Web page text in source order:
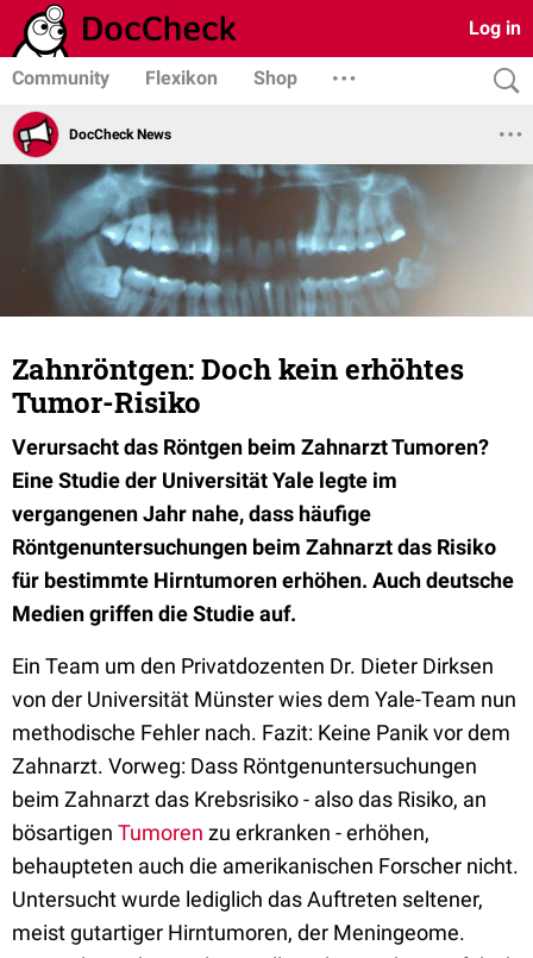
Log in
Community Flexikon Shop
DocCheck News
Zahnröntgen: Doch kein erhöhtes
Tumor-Risiko
Verursacht das Röntgen beim Zahnarzt Tumoren?
Eine Studie der Universität Yale legte im
vergangenen Jahr nahe, dass häufige
Röntgenuntersuchungen beim Zahnarzt das Risiko
für bestimmte Hirntumoren erhöhen. Auch deutsche
Medien griffen die Studie auf.
Ein Team um den Privatdozenten Dr. Dieter Dirksen
von der Universität Münster wies dem Yale-Team nun
methodische Fehler nach. Fazit: Keine Panik vor dem
Zahnarzt. Vorweg: Dass Röntgenuntersuchungen
beim Zahnarzt das Krebsrisiko - also das Risiko, an
bösartigen Tumoren zu erkranken - erhöhen,
behaupteten auch die amerikanischen Forscher nicht.
Untersucht wurde lediglich das Auftreten seltener,
meist gutartiger Hirntumoren, der Meningeome.